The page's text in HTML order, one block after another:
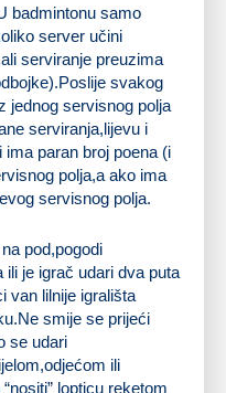
badmintonu samo
server učini
serviranje preuzima
svakog
jednog servisnog polja
serviranja,lijevu i
paran broj poena (i
polja,a ako ima
servisnog polja.
pod,pogodi
je igrač udari dva puta
van lilnije igrališta
smije se prijeći
se udari
ili
lopticu reketom